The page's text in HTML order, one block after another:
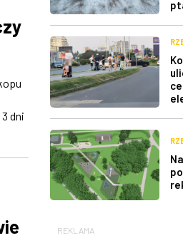
dni
REKLAMA